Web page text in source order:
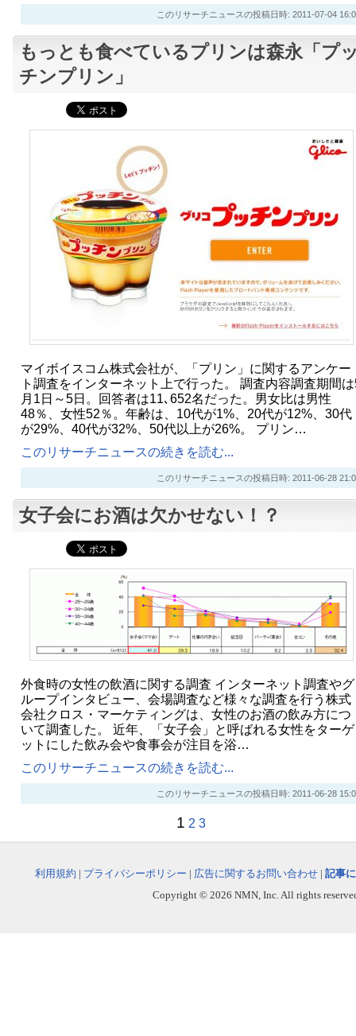
このリサーチニュースの投稿日時: 2011-07-04
もっとも食べているプリンは森永「プ
チンプリン」
マイボイスコム株式会社が、「プリン」に関するアンケー
ト調査をインターネット上で行った。 調査内容調査期間
月1日～5日。回答者は11､652名だった。男女比は男性
48％、女性52％。年齢は、10代が1%、20代が12%、30代
が29%、40代が32%、50代以上が26%。 プリン…
このリサーチニュースの続きを読む...
このリサーチニュースの投稿日時: 2011-06-28
女子会にお酒は欠かせない！？
外食時の女性の飲酒に関する調査 インターネット調査やグ
ループインタビュー、会場調査など様々な調査を行う株式
会社クロス・マーケティングは、女性のお酒の飲み方につ
いて調査した。 近年、「女子会」と呼ばれる女性をターゲ
ットにした飲み会や食事会が注目を浴…
このリサーチニュースの続きを読む...
このリサーチニュースの投稿日時: 2011-06-28
1 2 3
利用規約 | プライバシーポリシー | 広告に関するお問い合わせ | 記事
Copyright © 2026 NMN, Inc. All rights